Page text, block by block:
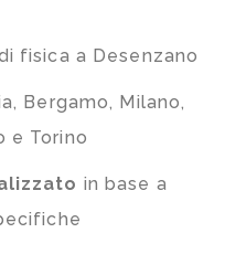
fisica a Desenzano
Bergamo, Milano,
e Torino
in base a